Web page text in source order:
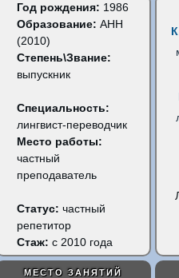
Год рождения: 1986
Образование: АНН
(2010)
Степень\Звание:
выпускник
Специальность:
лингвист-переводчик
Место работы:
частный
преподаватель
Статус:частный
репетитор
Стаж: с 2010 года
МЕСТО ЗАНЯТИЙ